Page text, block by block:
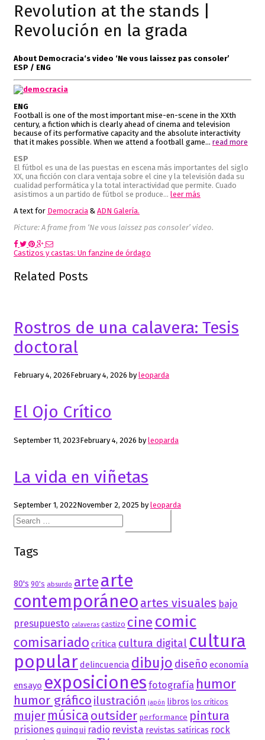
Revolution at the stands |
Revolución en la grada
About Democracia‘s video ‘Ne vous laissez pas consoler’
ESP / ENG
ENG
Football is one of the most important mise-en-scene in the XXth
century, a fiction which is clearly ahead of cinema and television
because of its performative capacity and the absolute interactivity
that it makes possible. When we attend a football game… read more
ESP
El fútbol es una de las puestas en escena más importantes del siglo
XX, una ficción con clara ventaja sobre el cine y la televisión dada su
cualidad performática y la total interactividad que permite. Cuado
asistimos a un partido de fútbol se produce… leer más
A text for Democracia & ADN Galería.
Picture: A frame from ‘Ne vous laissez pas consoler’ video.
Post
navigation
Castizos y castas: Un fanzine de órdago
Related Posts
Rostros de una calavera: Tesis
doctoral
February 4, 2026February 4, 2026 byleoparda
El Ojo Crítico
September 11, 2023February 4, 2026 byleoparda
La vida en viñetas
September 1, 2022November 2, 2025 byleoparda
Search
for:
Tags
80's 90's absurdo artearte
contemporáneo artes visuales bajo
presupuesto calaveras castizo cine comic
comisariado crítica cultura digital cultura
populardelincuencia dibujo diseño economía
ensayo exposiciones fotografía humor
humor gráfico ilustración japón libros los críticos
mujer música outsider performance pintura
prisiones quinqui radio revista revistas satíricas rock